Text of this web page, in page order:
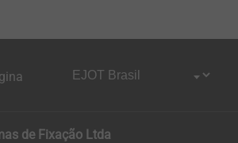
de Fixação Ltda